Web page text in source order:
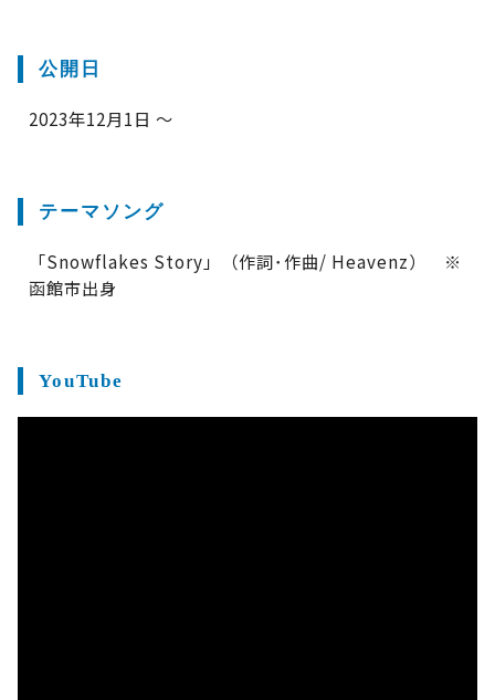
公開日
2023年12月1日 ～
テーマソング
「Snowflakes Story」（作詞･作曲/ Heavenz） ※
函館市出身
YouTube